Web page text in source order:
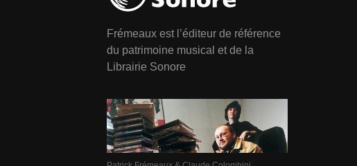
Frémeaux est l’éditeur de référence
du patrimoine musical et de la
Librairie Sonore